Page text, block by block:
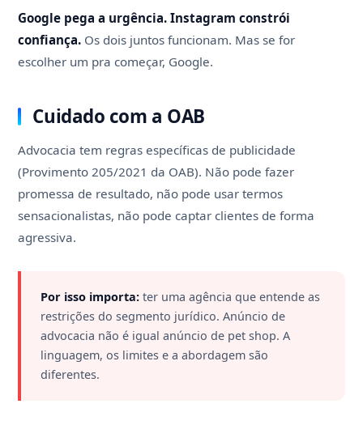
Google pega a urgência. Instagram constrói
confiança. Os dois juntos funcionam. Mas se for
escolher um pra começar, Google.
Cuidado com a OAB
Advocacia tem regras específicas de publicidade
(Provimento 205/2021 da OAB). Não pode fazer
promessa de resultado, não pode usar termos
sensacionalistas, não pode captar clientes de forma
agressiva.
Por isso importa: ter uma agência que entende as
restrições do segmento jurídico. Anúncio de
advocacia não é igual anúncio de pet shop. A
linguagem, os limites e a abordagem são
diferentes.